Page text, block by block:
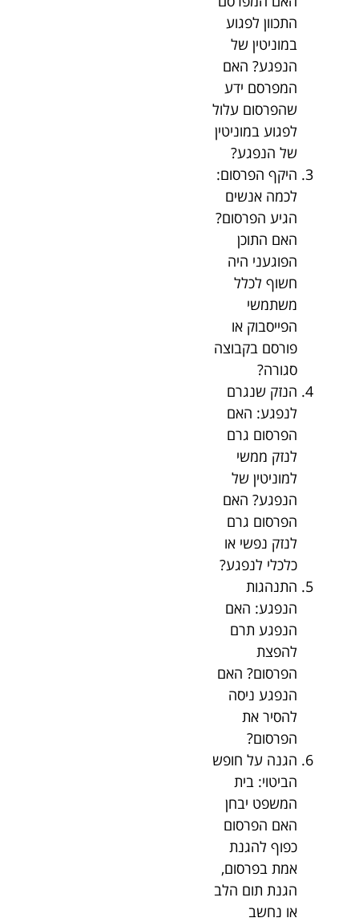
התכוון לפגוע
במוניטין של
הנפגע? האם
המפרסם ידע
שהפרסום עלול
לפגוע במוניטין
של הנפגע?
היקף הפרסום:
לכמה אנשים
הגיע הפרסום?
האם התוכן
הפוגעני היה
חשוף לכלל
משתמשי
הפייסבוק או
פורסם בקבוצה
סגורה?
הנזק שנגרם
לנפגע: האם
הפרסום גרם
לנזק ממשי
למוניטין של
הנפגע? האם
הפרסום גרם
לנזק נפשי או
כלכלי לנפגע?
התנהגות
הנפגע: האם
הנפגע תרם
להפצת
הפרסום? האם
הנפגע ניסה
להסיר את
הפרסום?
הגנה על חופש
הביטוי: בית
המשפט יבחן
האם הפרסום
כפוף להגנת
אמת בפרסום,
הגנת תום הלב
או נחשב